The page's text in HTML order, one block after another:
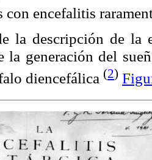
con encefalitis
la descripción de la
la generación del
diencefálica (2)